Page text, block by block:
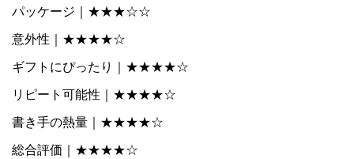
パッケージ｜★★★☆☆
意外性｜★★★★☆
ギフトにぴったり｜★★★★☆
リピート可能性｜★★★★☆
書き手の熱量｜★★★★☆
総合評価｜★★★★☆